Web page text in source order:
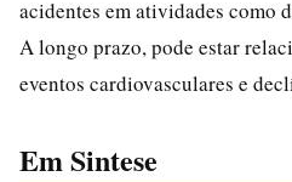
acidentes em atividades como
A longo prazo, pode estar
eventos cardiovasculares e
Em Sintese